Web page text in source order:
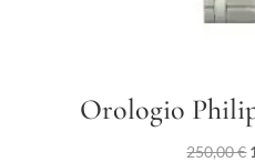
Orologio
250,00€ Il